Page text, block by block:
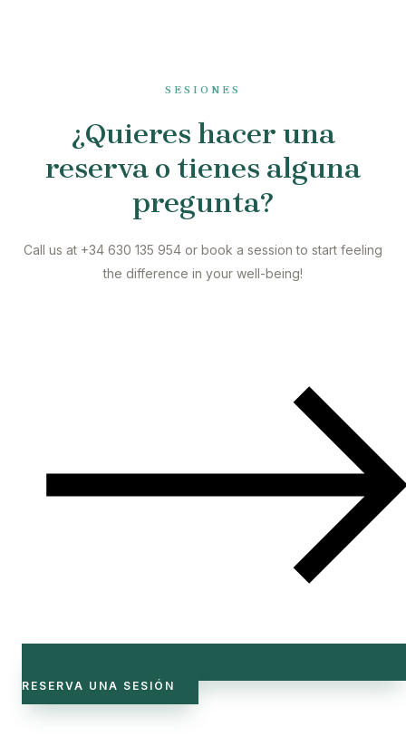
SESIONES
¿Quieres hacer una
reserva o tienes alguna
pregunta?
Call us at +34 630 135 954 or book a session to start feeling
the difference in your well-being!
RESERVA UNA SESIÓN